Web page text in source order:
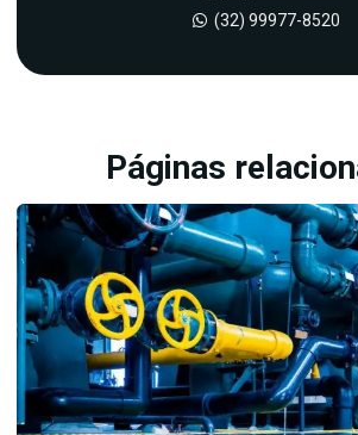
Balanceamento estático
Balanceamento de maquinas rotativas
Balanceamento de rotores em campo
Empresa de analise de oleo
Empresa de analise de vibração
Empresa de balanceamento de rotores
Empresas de analise de vibração e termografia
(32) 99977-8520
Páginas